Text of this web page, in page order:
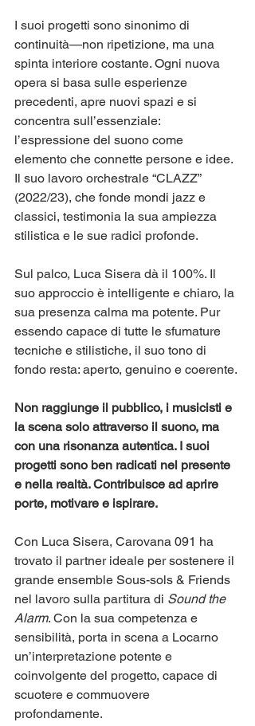
I suoi progetti sono sinonimo di
continuità—non ripetizione, ma una
spinta interiore costante. Ogni nuova
opera si basa sulle esperienze
precedenti, apre nuovi spazi e si
concentra sull’essenziale:
l’espressione del suono come
elemento che connette persone e idee.
Il suo lavoro orchestrale “CLAZZ”
(2022/23), che fonde mondi jazz e
classici, testimonia la sua ampiezza
stilistica e le sue radici profonde.
Sul palco, Luca Sisera dà il 100%. Il
suo approccio è intelligente e chiaro, la
sua presenza calma ma potente. Pur
essendo capace di tutte le sfumature
tecniche e stilistiche, il suo tono di
fondo resta: aperto, genuino e coerente.
Non raggiunge il pubblico, i musicisti e
la scena solo attraverso il suono, ma
con una risonanza autentica. I suoi
progetti sono ben radicati nel presente
e nella realtà. Contribuisce ad aprire
porte, motivare e ispirare.
Con Luca Sisera, Carovana 091 ha
trovato il partner ideale per sostenere il
grande ensemble Sous-sols & Friends
nel lavoro sulla partitura di Sound the
Alarm. Con la sua competenza e
sensibilità, porta in scena a Locarno
un’interpretazione potente e
coinvolgente del progetto, capace di
scuotere e commuovere
profondamente.